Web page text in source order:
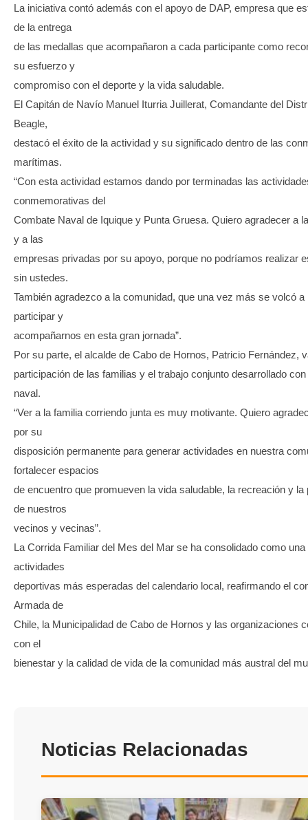
La iniciativa contó además con el apoyo de DAP, empresa que
de la entrega
de las medallas que acompañaron a cada participante como
su esfuerzo y
compromiso con el deporte y la vida saludable.
El Capitán de Navío Manuel Iturria Juillerat, Comandante del
Beagle,
destacó el éxito de la actividad y su significado dentro de las
marítimas.
“Con esta actividad estamos dando por terminadas las
conmemorativas del
Combate Naval de Iquique y Punta Gruesa. Quiero agradecer a
y a las
empresas privadas por su apoyo, porque no podríamos realizar
sin ustedes.
También agradezco a la comunidad, que una vez más se volcó
participar y
acompañarnos en esta gran jornada”.
Por su parte, el alcalde de Cabo de Hornos, Patricio Fernández,
participación de las familias y el trabajo conjunto desarrollado
naval.
“Ver a la familia corriendo junta es muy motivante. Quiero
por su
disposición permanente para generar actividades en nuestra
fortalecer espacios
de encuentro que promueven la vida saludable, la recreación y la
de nuestros
vecinos y vecinas”.
La Corrida Familiar del Mes del Mar se ha consolidado como una
actividades
deportivas más esperadas del calendario local, reafirmando el
Armada de
Chile, la Municipalidad de Cabo de Hornos y las organizaciones
con el
bienestar y la calidad de vida de la comunidad más austral del
Noticias Relacionadas